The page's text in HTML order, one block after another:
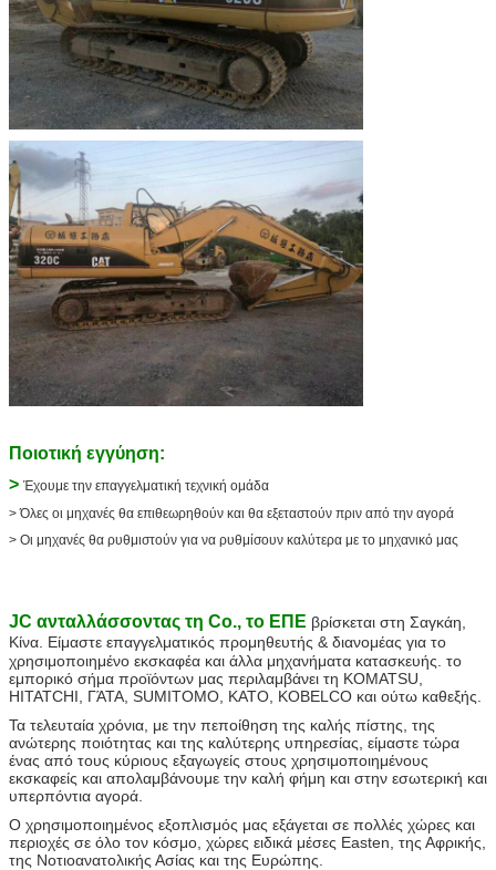
Ποιοτική εγγύηση:
> Έχουμε την επαγγελματική τεχνική ομάδα
> Όλες οι μηχανές θα επιθεωρηθούν και θα εξεταστούν πριν από την αγορά
> Οι μηχανές θα ρυθμιστούν για να ρυθμίσουν καλύτερα με το μηχανικό μας
JC ανταλλάσσοντας τη Co., το ΕΠΕ βρίσκεται στη Σαγκάη,
Κίνα . Είμαστε επαγγελματικός προμηθευτής & διανομέας για το
χρησιμοποιημένο εκσκαφέα και άλλα μηχανήματα κατασκευής. το
εμπορικό σήμα προϊόντων μας περιλαμβάνει τη KOMATSU,
HITATCHI, ΓΆΤΑ, SUMITOMO, KATO, KOBELCO και ούτω καθεξής.
Τα τελευταία χρόνια, με την πεποίθηση της καλής πίστης, της
ανώτερης ποιότητας και της καλύτερης υπηρεσίας, είμαστε τώρα
ένας από τους κύριους εξαγωγείς στους χρησιμοποιημένους
εκσκαφείς και απολαμβάνουμε την καλή φήμη και στην εσωτερική και
υπερπόντια αγορά.
Ο χρησιμοποιημένος εξοπλισμός μας εξάγεται σε πολλές χώρες και
περιοχές σε όλο τον κόσμο, χώρες ειδικά μέσες Easten, της Αφρικής,
της Νοτιοανατολικής Ασίας και της Ευρώπης.